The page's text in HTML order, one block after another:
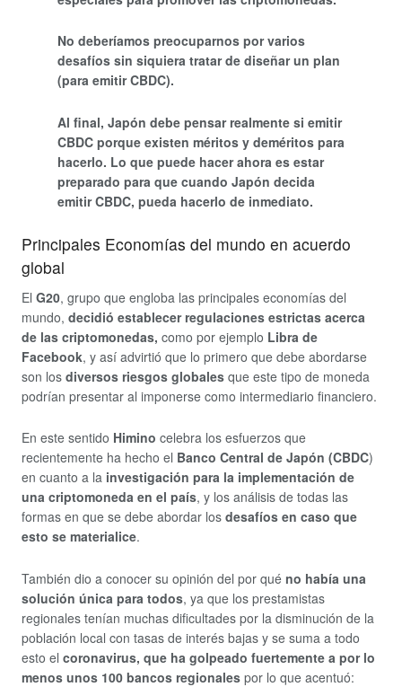
No deberíamos preocuparnos por varios
desafíos sin siquiera tratar de diseñar un plan
(para emitir CBDC).
Al final, Japón debe pensar realmente si emitir
CBDC porque existen méritos y deméritos para
hacerlo. Lo que puede hacer ahora es estar
preparado para que cuando Japón decida
emitir CBDC, pueda hacerlo de inmediato.
Principales Economías del mundo en acuerdo
global
El G20, grupo que engloba las principales economías del
mundo, decidió establecer regulaciones estrictas acerca
de las criptomonedas, como por ejemplo Libra de
Facebook, y así advirtió que lo primero que debe abordarse
son los diversos riesgos globales que este tipo de moneda
podrían presentar al imponerse como intermediario financiero.
En este sentido Himino celebra los esfuerzos que
recientemente ha hecho el Banco Central de Japón (CBDC)
en cuanto a la investigación para la implementación de
una criptomoneda en el país, y los análisis de todas las
formas en que se debe abordar los desafíos en caso que
esto se materialice.
También dio a conocer su opinión del por qué no había una
solución única para todos, ya que los prestamistas
regionales tenían muchas dificultades por la disminución de la
población local con tasas de interés bajas y se suma a todo
esto el coronavirus, que ha golpeado fuertemente a por lo
menos unos 100 bancos regionales por lo que acentuó: